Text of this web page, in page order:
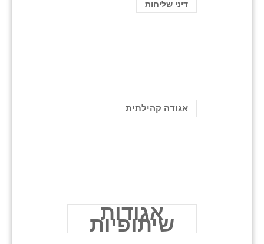
ֿדיני שליחות
אגודה קהילתית
אגודות
שיתופיות